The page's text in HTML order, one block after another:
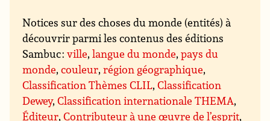
Notices sur des choses du monde (entités) à
découvrir parmi les contenus des éditions
Sambuc :ville,langue du monde,pays du
monde,couleur,région géographique,
Classification Thèmes CLIL,Classification
Dewey,Classification internationale THEMA,
Éditeur,Contributeur à une œuvre de l’esprit,